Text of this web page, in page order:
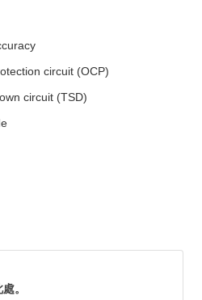
circuit (OCP)
circuit (TSD)
。